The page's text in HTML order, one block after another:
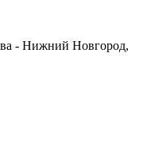
- Нижний Новгород,